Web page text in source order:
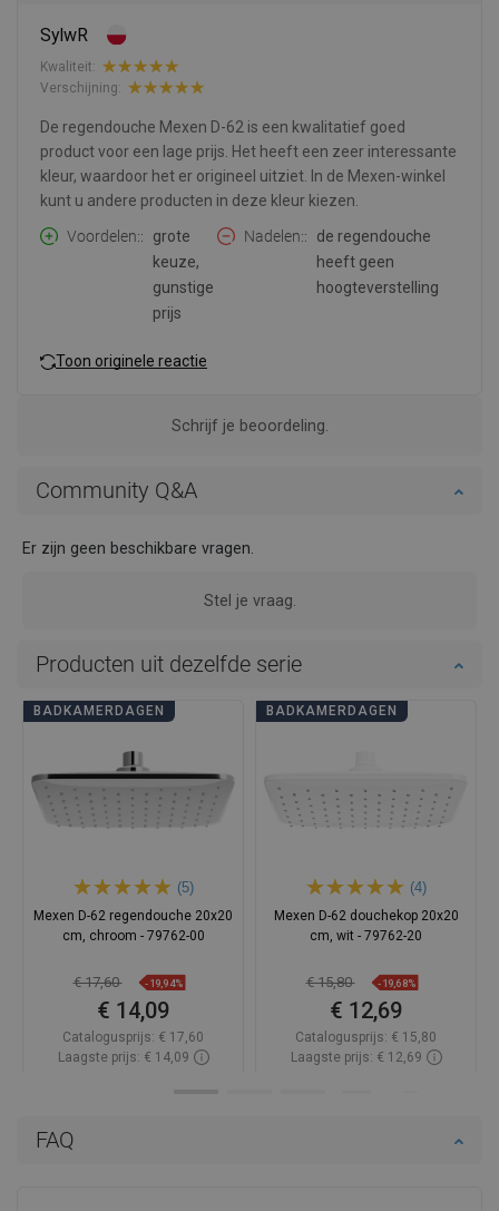
FAQ
SylwR
Kwaliteit:
Verschijning:
De regendouche Mexen D-62 is een kwalitatief goed
product voor een lage prijs. Het heeft een zeer interessante
kleur, waardoor het er origineel uitziet. In de Mexen-winkel
kunt u andere producten in deze kleur kiezen.
Voordelen:
grote
keuze,
gunstige
prijs
Nadelen:
de regendouche
heeft geen
hoogteverstelling
Toon originele reactie
Schrijf je beoordeling.
Community Q&A
Er zijn geen beschikbare vragen.
Stel je vraag.
Producten uit dezelfde serie
BADKAMERDAGEN
(5)
Mexen D-62 regendouche 20x20
cm, chroom - 79762-00
€ 17,60 -19,94%
€ 14,09
Catalogusprijs: € 17,60
Laagste prijs: € 14,09
BADKAMERDAGEN
(4)
Mexen D-62 douchekop 20x20
cm, wit - 79762-20
€ 15,80 -19,68%
€ 12,69
Catalogusprijs: € 15,80
Laagste prijs: € 12,69